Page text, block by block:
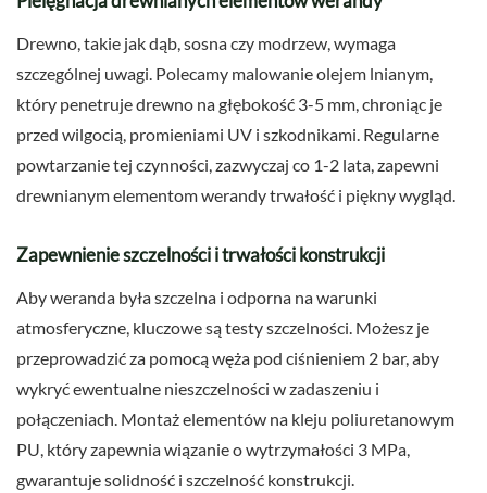
Drewno, takie jak dąb, sosna czy modrzew, wymaga
szczególnej uwagi. Polecamy malowanie olejem lnianym,
który penetruje drewno na głębokość 3-5 mm, chroniąc je
przed wilgocią, promieniami UV i szkodnikami. Regularne
powtarzanie tej czynności, zazwyczaj co 1-2 lata, zapewni
drewnianym elementom werandy trwałość i piękny wygląd.
Zapewnienie szczelności i trwałości konstrukcji
Aby weranda była szczelna i odporna na warunki
atmosferyczne, kluczowe są testy szczelności. Możesz je
przeprowadzić za pomocą węża pod ciśnieniem 2 bar, aby
wykryć ewentualne nieszczelności w zadaszeniu i
połączeniach. Montaż elementów na kleju poliuretanowym
PU, który zapewnia wiązanie o wytrzymałości 3 MPa,
gwarantuje solidność i szczelność konstrukcji.